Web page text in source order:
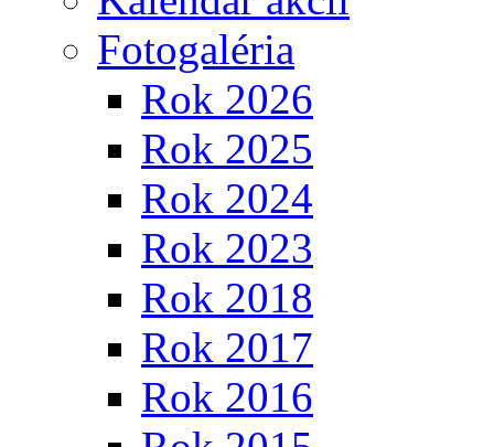
Fotogaléria
Rok 2026
Rok 2025
Rok 2024
Rok 2023
Rok 2018
Rok 2017
Rok 2016